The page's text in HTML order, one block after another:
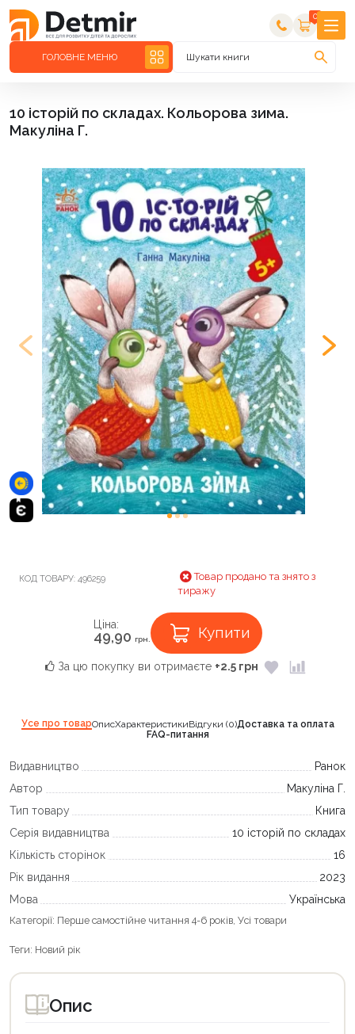
0
ГОЛОВНЕ МЕНЮ Шукати книги
10 історій по складах. Кольорова зима.
Макуліна Г.
КОД ТОВАРУ: 496259
Товар продано та знято з
тиражу
Ціна:
49,90 грн. Купити
За цю покупку ви отримаєте +2.5 грн
Усе про товарОписХарактеристикиВідгуки (0)Доставка та оплата
FAQ-питання
Видавництво
Ранок
Автор
Макуліна Г.
Тип товару
Книга
Серія видавництва
10 історій по складах
Кількість сторінок
16
Рік видання
2023
Мова
Українська
Категорії: Перше самостійне читання 4-6 років Усі товари
Теги: Новий рік
Опис